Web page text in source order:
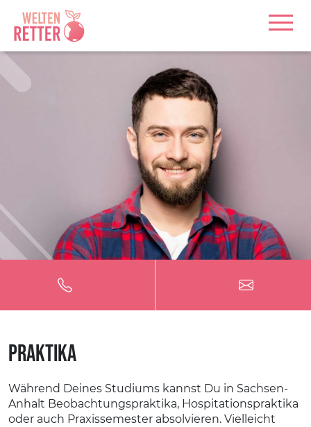
Praktika
Während Deines Studiums kannst Du in Sachsen-
Anhalt Beobachtungspraktika, Hospitationspraktika
oder auch Praxissemester absolvieren. Vielleicht